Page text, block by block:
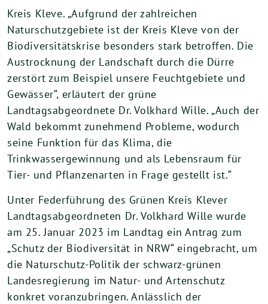
Kreis Kleve. „Aufgrund der zahlreichen
Naturschutzgebiete ist der Kreis Kleve von der
Biodiversitätskrise besonders stark betroffen. Die
Austrocknung der Landschaft durch die Dürre
zerstört zum Beispiel unsere Feuchtgebiete und
Gewässer“, erläutert der grüne
Landtagsabgeordnete Dr. Volkhard Wille. „Auch der
Wald bekommt zunehmend Probleme, wodurch
seine Funktion für das Klima, die
Trinkwassergewinnung und als Lebensraum für
Tier- und Pflanzenarten in Frage gestellt ist.“
Unter Federführung des Grünen Kreis Klever
Landtagsabgeordneten Dr. Volkhard Wille wurde
am 25. Januar 2023 im Landtag ein Antrag zum
„Schutz der Biodiversität in NRW“ eingebracht, um
die Naturschutz-Politik der schwarz-grünen
Landesregierung im Natur- und Artenschutz
konkret voranzubringen. Anlässlich der